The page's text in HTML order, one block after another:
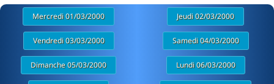
Mercredi 01/03/2000 Jeudi 02/03/2000
Vendredi 03/03/2000 Samedi 04/03/2000
Dimanche 05/03/2000 Lundi 06/03/2000